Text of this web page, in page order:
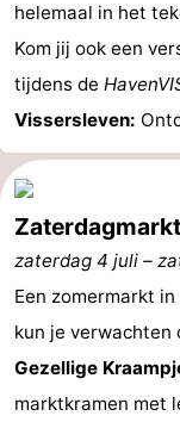
Villapark
Residentie
Texel
-
Villapark
Vogelmient
Last
minutes
Strand
Zien
&
doen
-
Musea
Monumenten
-
helemaal in het
Kom jij ook een
tijdens de
Vissersleven:
zaterdag 4 juli –
Een zomermarkt
kun je verwachten
Gezellige
marktkramen met